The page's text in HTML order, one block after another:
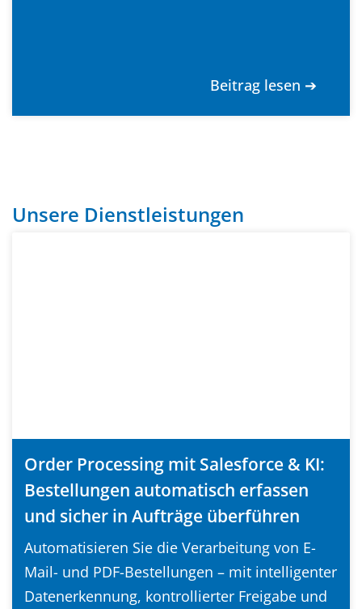
Beitrag lesen ➔
Unsere Dienstleistungen
Order Processing mit Salesforce & KI:
Bestellungen automatisch erfassen
und sicher in Aufträge überführen
Automatisieren Sie die Verarbeitung von E-
Mail- und PDF-Bestellungen – mit intelligenter
Datenerkennung, kontrollierter Freigabe und